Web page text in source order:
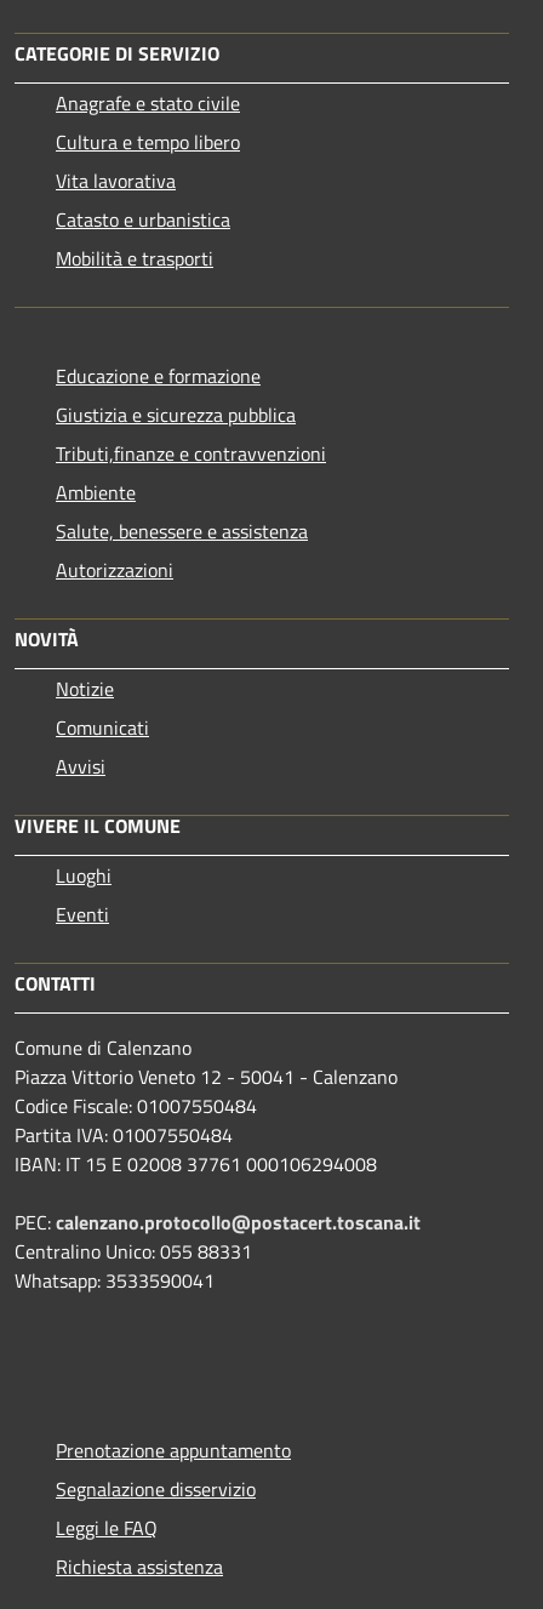
CATEGORIE DI SERVIZIO
Anagrafe e stato civile
Cultura e tempo libero
Vita lavorativa
Catasto e urbanistica
Mobilità e trasporti
Educazione e formazione
Giustizia e sicurezza pubblica
Tributi,finanze e contravvenzioni
Ambiente
Salute, benessere e assistenza
Autorizzazioni
NOVITÀ
Notizie
Comunicati
Avvisi
VIVERE IL COMUNE
Luoghi
Eventi
CONTATTI
Comune di Calenzano
Piazza Vittorio Veneto 12 - 50041 - Calenzano
Codice Fiscale: 01007550484
Partita IVA: 01007550484
IBAN: IT 15 E 02008 37761 000106294008
PEC:calenzano.protocollo@postacert.toscana.it
Centralino Unico: 055 88331
Whatsapp: 3533590041
Prenotazione appuntamento
Segnalazione disservizio
Leggi le FAQ
Richiesta assistenza